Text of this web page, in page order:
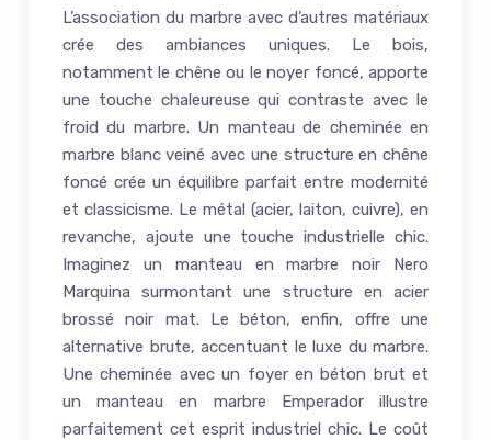
L’association du marbre avec d’autres matériaux
crée des ambiances uniques. Le bois,
notamment le chêne ou le noyer foncé, apporte
une touche chaleureuse qui contraste avec le
froid du marbre. Un manteau de cheminée en
marbre blanc veiné avec une structure en chêne
foncé crée un équilibre parfait entre modernité
et classicisme. Le métal (acier, laiton, cuivre), en
revanche, ajoute une touche industrielle chic.
Imaginez un manteau en marbre noir Nero
Marquina surmontant une structure en acier
brossé noir mat. Le béton, enfin, offre une
alternative brute, accentuant le luxe du marbre.
Une cheminée avec un foyer en béton brut et
un manteau en marbre Emperador illustre
parfaitement cet esprit industriel chic. Le coût